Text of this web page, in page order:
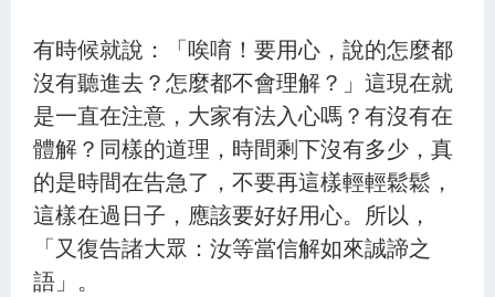
有時候就說：「唉唷！要用心，說的怎麼都
沒有聽進去？怎麼都不會理解？」這現在就
是一直在注意，大家有法入心嗎？有沒有在
體解？同樣的道理，時間剩下沒有多少，真
的是時間在告急了，不要再這樣輕輕鬆鬆，
這樣在過日子，應該要好好用心。所以，
「又復告諸大眾：汝等當信解如來誠諦之
語」。